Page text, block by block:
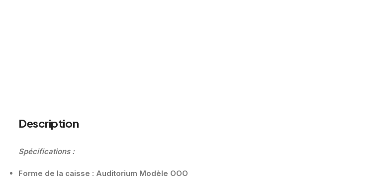
Description
Spécifications :
Forme de la caisse : Auditorium Modèle OOO